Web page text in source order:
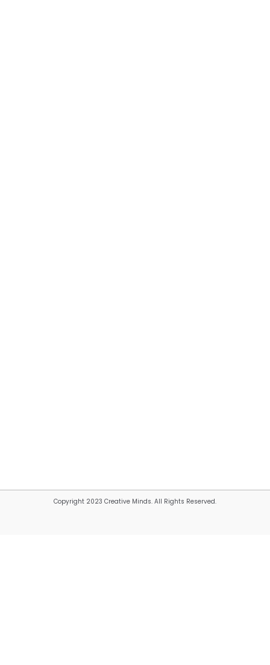
Copyright 2023 Creative Minds. All Rights Reserved.